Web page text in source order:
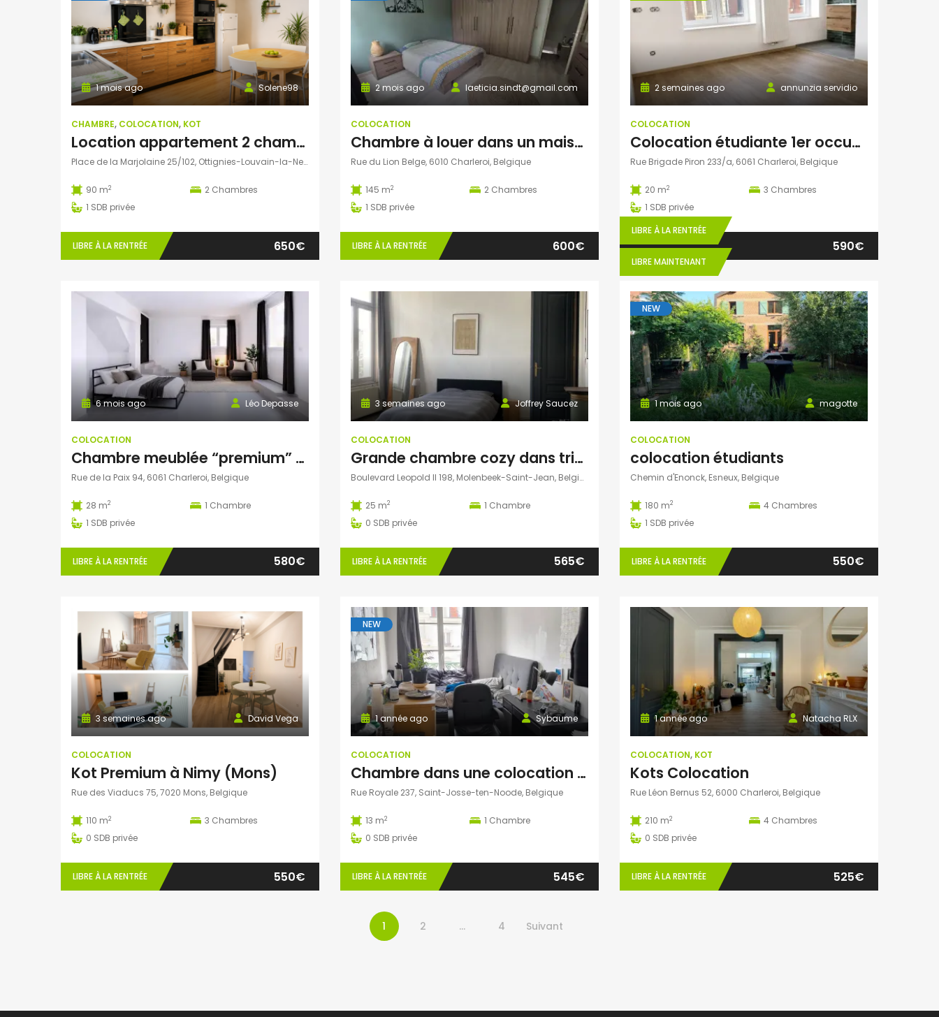
Solene98
1 mois ago
CHAMBRE, COLOCATION, KOT
Location appartement 2 chambres pour étudiants
Place de la Marjolaine 25/102, Ottignies-Louvain-la-Neuve, Belgique
90 m2 2 Chambres
1 SDB privée
LIBRE À LA RENTRÉE 650€
laeticia.sindt@gmail.com
2 mois ago
COLOCATION
Chambre à louer dans un maison en colocation
Rue du Lion Belge, 6010 Charleroi, Belgique
145 m2 2 Chambres
1 SDB privée
LIBRE À LA RENTRÉE 600€
annunzia servidio
2 semaines ago
COLOCATION
Colocation étudiante 1er occupation
Rue Brigade Piron 233/a, 6061 Charleroi, Belgique
20 m2 3 Chambres
1 SDB privée
LIBRE À LA RENTRÉE
LIBRE MAINTENANT
590€
Léo Depasse
6 mois ago
COLOCATION
Chambre meublée “premium” (27 m²) avec salle de douche privative et entrée privative
Rue de la Paix 94, 6061 Charleroi, Belgique
28 m2 1 Chambre
1 SDB privée
LIBRE À LA RENTRÉE 580€
Joffrey Saucez
3 semaines ago
COLOCATION
Grande chambre cozy dans triplex d’une maison de Maître typique de Bruxelles
Boulevard Leopold II 198, Molenbeek-Saint-Jean, Belgique
25 m2 1 Chambre
0 SDB privée
LIBRE À LA RENTRÉE 565€
NEW
magotte
1 mois ago
COLOCATION
colocation étudiants
Chemin d'Enonck, Esneux, Belgique
180 m2 4 Chambres
1 SDB privée
LIBRE À LA RENTRÉE 550€
David Vega
3 semaines ago
COLOCATION
Kot Premium à Nimy (Mons)
Rue des Viaducs 75, 7020 Mons, Belgique
110 m2 3 Chambres
0 SDB privée
LIBRE À LA RENTRÉE 550€
NEW
Sybaume
1 année ago
COLOCATION
Chambre dans une colocation au centre de bruxelles
Rue Royale 237, Saint-Josse-ten-Noode, Belgique
13 m2 1 Chambre
0 SDB privée
LIBRE À LA RENTRÉE 545€
Natacha RLX
1 année ago
COLOCATION, KOT
Kots Colocation
Rue Léon Bernus 52, 6000 Charleroi, Belgique
210 m2 4 Chambres
0 SDB privée
LIBRE À LA RENTRÉE 525€
1 2 … 4 Suivant